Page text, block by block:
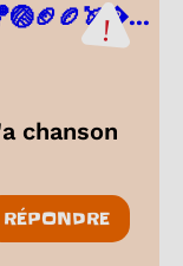
chanson
RÉPONDRE